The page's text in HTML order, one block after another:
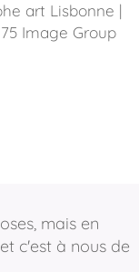
art Lisbonne |
Image Group
mais en
c'est à nous de